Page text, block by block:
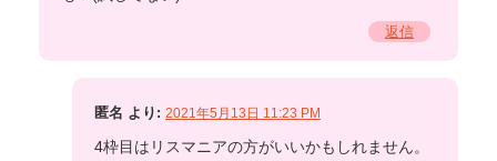
返信
匿名 より: 2021年5月13日 11:23 PM
4枠目はリスマニアの方がいいかもしれません。